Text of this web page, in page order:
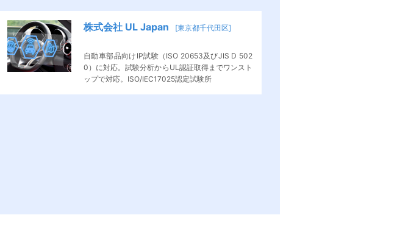
株式会社 UL Japan [東京都千代田区]
自動車部品向けIP試験（ISO 20653及びJIS D 502
0）に対応。試験分析からUL認証取得までワンスト
ップで対応。ISO/IEC17025認定試験所